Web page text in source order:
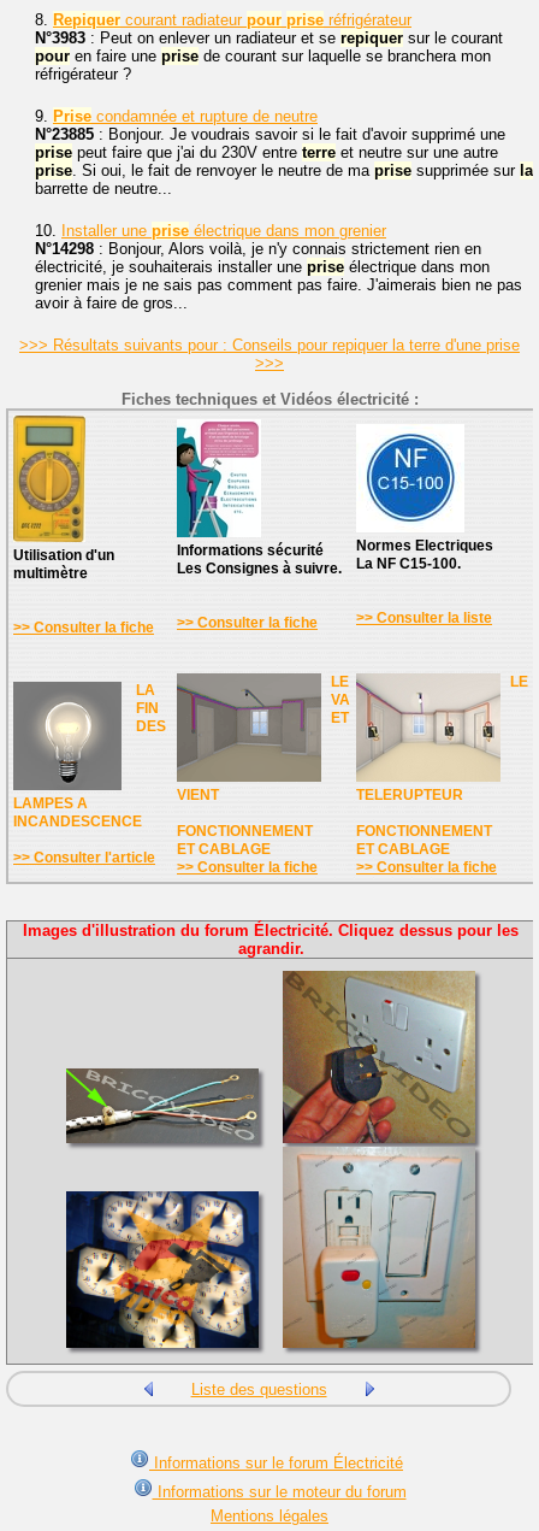
8. Repiquer courant radiateur pour prise réfrigérateur
N°3983 : Peut on enlever un radiateur et se repiquer sur le courant
pour en faire une prise de courant sur laquelle se branchera mon
réfrigérateur ?
9. Prise condamnée et rupture de neutre
N°23885 : Bonjour. Je voudrais savoir si le fait d'avoir supprimé une
prise peut faire que j'ai du 230V entre terre et neutre sur une autre
prise. Si oui, le fait de renvoyer le neutre de ma prise supprimée sur la
barrette de neutre...
10. Installer une prise électrique dans mon grenier
N°14298 : Bonjour, Alors voilà, je n'y connais strictement rien en
électricité, je souhaiterais installer une prise électrique dans mon
grenier mais je ne sais pas comment pas faire. J'aimerais bien ne pas
avoir à faire de gros...
>>> Résultats suivants pour : Conseils pour repiquer la terre d'une prise
>>>
Fiches techniques et Vidéos électricité :
Utilisation d'un
multimètre
>> Consulter la fiche
Informations sécurité
Les Consignes à suivre.
>> Consulter la fiche
Normes Electriques
La NF C15-100.
>> Consulter la liste
LA
FIN
DES
LAMPES A
INCANDESCENCE
>> Consulter l'article
LE
VA
ET
VIENT
FONCTIONNEMENT
ET CABLAGE
>> Consulter la fiche
LE
TELERUPTEUR
FONCTIONNEMENT
ET CABLAGE
>> Consulter la fiche
Images d'illustration du forum Électricité. Cliquez dessus pour les
agrandir.
Liste des questions
Informations sur le forum Électricité
Informations sur le moteur du forum
Mentions légales